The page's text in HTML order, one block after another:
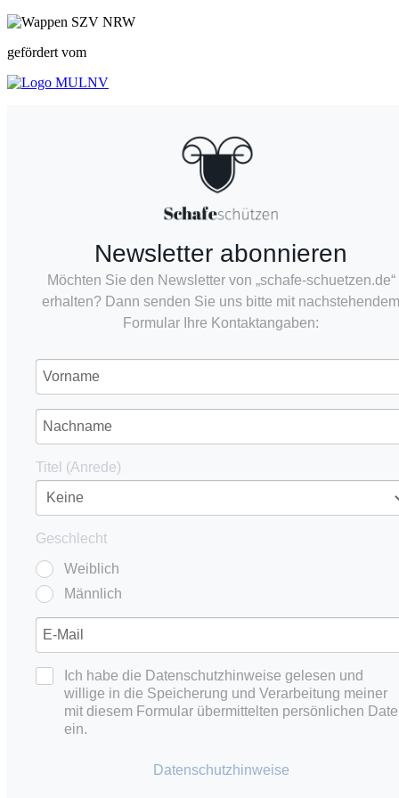
gefördert vom
Newsletter abonnieren
Möchten Sie den Newsletter von „schafe-schuetzen.de“
erhalten? Dann senden Sie uns bitte mit nachstehendem
Formular Ihre Kontaktangaben:
Titel (Anrede)
Geschlecht
Weiblich
Männlich
Ich habe die Datenschutzhinweise gelesen und
willige in die Speicherung und Verarbeitung meiner
mit diesem Formular übermittelten persönlichen
ein.
Datenschutzhinweise